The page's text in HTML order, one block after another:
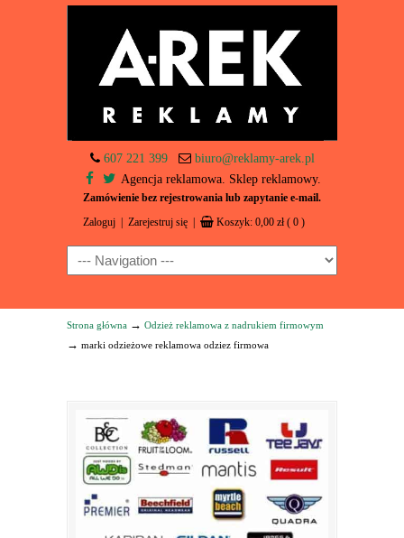
607 221 399
biuro@reklamy-arek.pl
Agencja reklamowa. Sklep reklamowy.
Zamówienie bez rejestrowania lub zapytanie e-mail.
Zaloguj Zarejestruj się Koszyk: 0,00 zł ( 0 )
Navigation
Strona główna → Odzież reklamowa z nadrukiem firmowym
→ marki odzieżowe reklamowa odziez firmowa